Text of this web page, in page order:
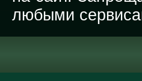
любыми